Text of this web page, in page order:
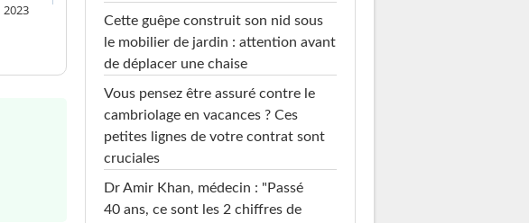
2023
Cette guêpe construit son nid sous
le mobilier de jardin : attention avant
de déplacer une chaise
Vous pensez être assuré contre le
cambriolage en vacances ? Ces
petites lignes de votre contrat sont
cruciales
Dr Amir Khan, médecin : "Passé
40 ans, ce sont les 2 chiffres de